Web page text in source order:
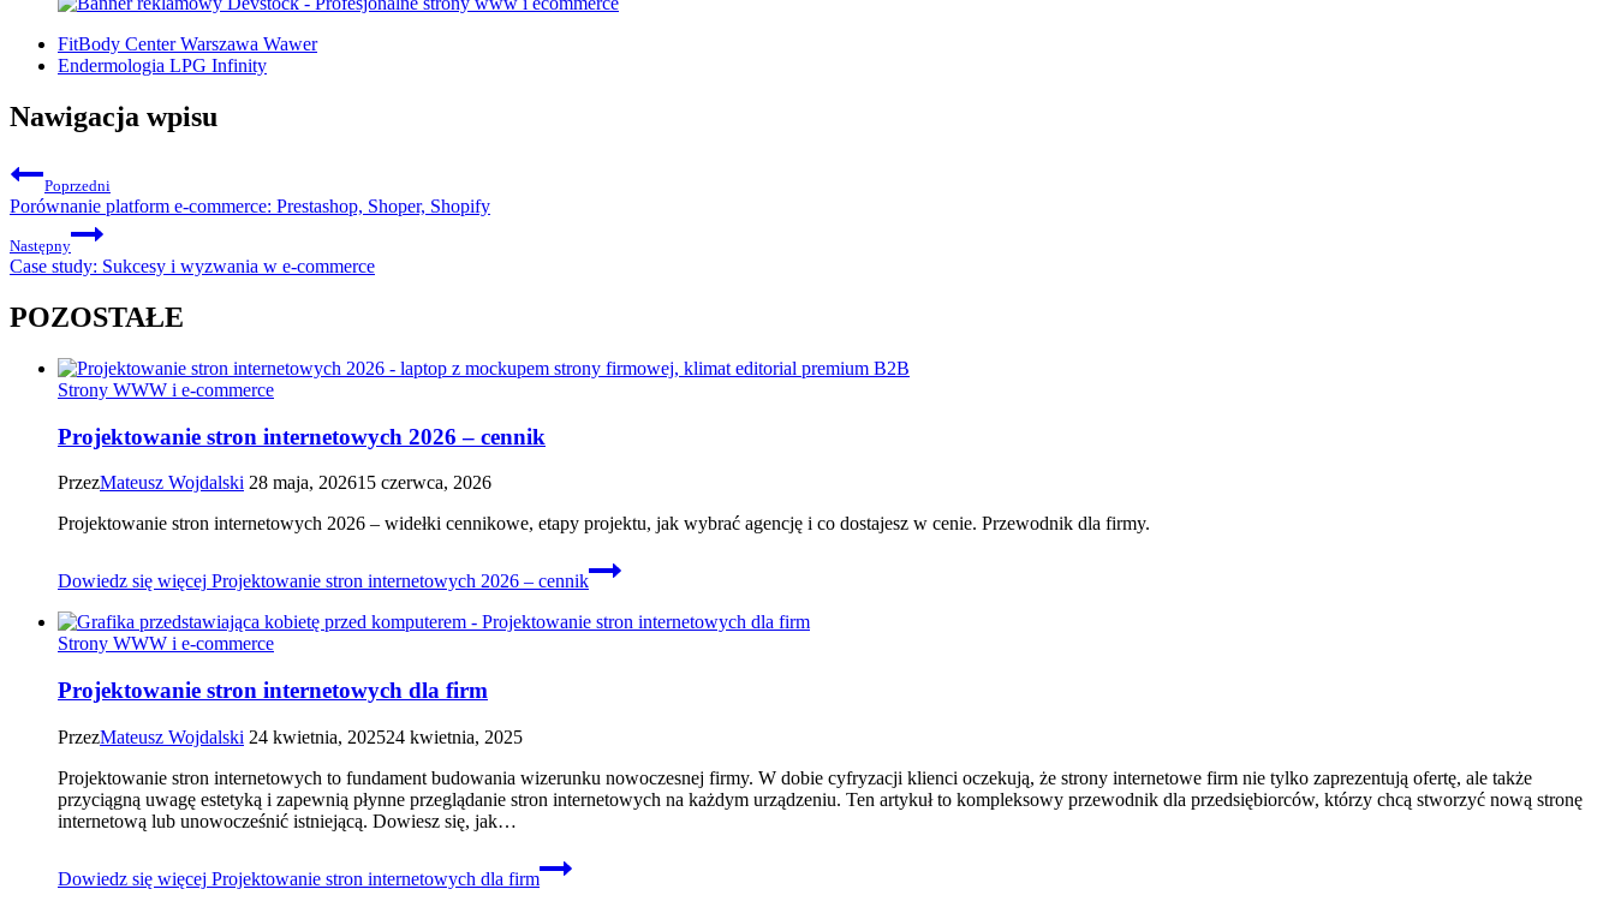
FitBody Center Warszawa Wawer
Endermologia LPG Infinity
Nawigacja wpisu
Poprzedni
Porównanie platform e-commerce: Prestashop, Shoper, Shopify
Następny
Case study: Sukcesy i wyzwania w e-commerce
POZOSTAŁE
Strony WWW i e-commerce
Projektowanie stron internetowych 2026 – cennik
PrzezMateusz Wojdalski 28 maja, 202615 czerwca, 2026
Projektowanie stron internetowych 2026 – widełki cennikowe, etapy projektu, jak wybrać agencję i co dostajesz w cenie. Przewodnik dla firmy.
Dowiedz się więcej Projektowanie stron internetowych 2026 – cennik
Strony WWW i e-commerce
Projektowanie stron internetowych dla firm
PrzezMateusz Wojdalski 24 kwietnia, 202524 kwietnia, 2025
Projektowanie stron internetowych to fundament budowania wizerunku nowoczesnej firmy. W dobie cyfryzacji klienci oczekują, że strony internetowe firm nie tylko zaprezentują ofertę, ale także
przyciągną uwagę estetyką i zapewnią płynne przeglądanie stron internetowych na każdym urządzeniu. Ten artykuł to kompleksowy przewodnik dla przedsiębiorców, którzy chcą stworzyć nową stronę
internetową lub unowocześnić istniejącą. Dowiesz się, jak…
Dowiedz się więcej Projektowanie stron internetowych dla firm